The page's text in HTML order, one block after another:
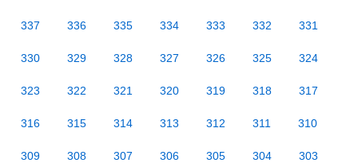
337 336 335 334 333 332 331
330 329 328 327 326 325 324
323 322 321 320 319 318 317
316 315 314 313 312 311 310
309 308 307 306 305 304 303